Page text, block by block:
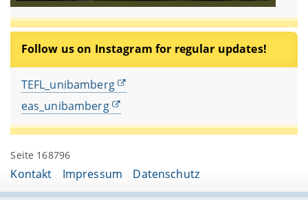
Follow us on Instagram for regular updates!
TEFL_unibamberg
eas_unibamberg
Seite 168796
Kontakt Impressum Datenschutz